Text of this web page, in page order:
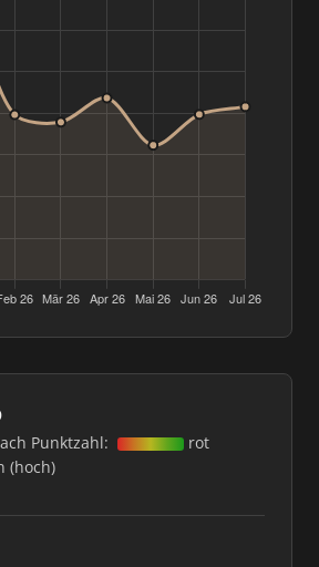
Punktzahl:
rot
(hoch)